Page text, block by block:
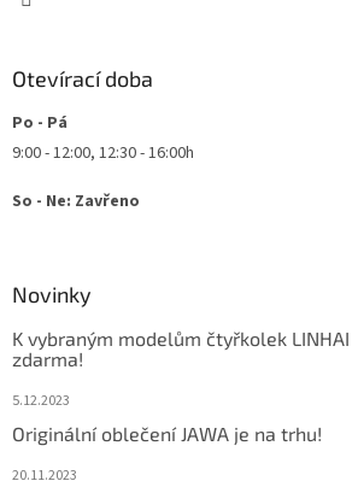
Otevírací doba
Po - Pá
9:00 - 12:00, 12:30 - 16:00h
So - Ne: Zavřeno
Novinky
K vybraným modelům čtyřkolek
zdarma!
5.12.2023
Originální oblečení JAWA je na trhu!
20.11.2023